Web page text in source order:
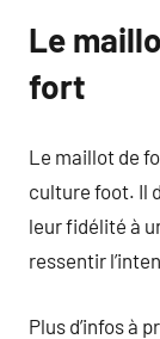
Le
fort
Le maillot de
culture foot. Il
leur fidélité à
ressentir
Plus d’infos à